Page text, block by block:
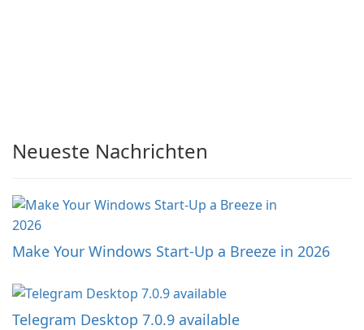
Neueste Nachrichten
Make Your Windows Start-Up a Breeze in 2026
Telegram Desktop 7.0.9 available